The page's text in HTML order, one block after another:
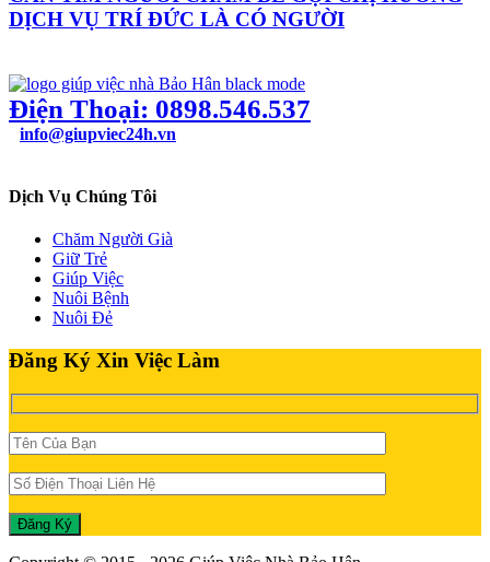
DỊCH VỤ TRÍ ĐỨC LÀ CÓ NGƯỜI
Điện Thoại: 0898.546.537
info@giupviec24h.vn
Dịch Vụ Chúng Tôi
Chăm Người Già
Giữ Trẻ
Giúp Việc
Nuôi Bệnh
Nuôi Đẻ
Đăng Ký Xin Việc Làm
Đăng Ký